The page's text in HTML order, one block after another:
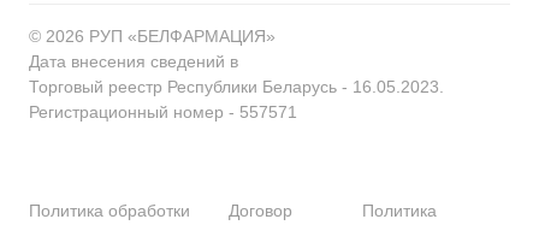
© 2026 РУП «БЕЛФАРМАЦИЯ»
Дата внесения сведений в
Торговый реестр Республики Беларусь - 16.05.2023.
Регистрационный номер - 557571
Политика обработки
Договор
Политика